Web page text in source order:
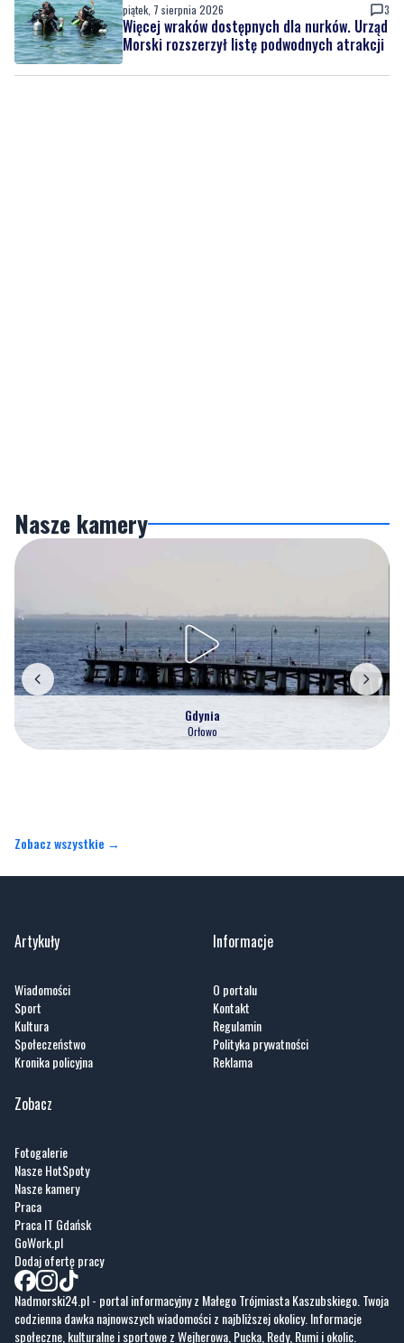
piątek, 7 sierpnia 2026 3
Więcej wraków dostępnych dla nurków. Urząd
Morski rozszerzył listę podwodnych atrakcji
Nasze kamery
Gdynia
Orłowo
Zobacz wszystkie →
Artykuły
Wiadomości
Sport
Kultura
Społeczeństwo
Kronika policyjna
Informacje
O portalu
Kontakt
Regulamin
Polityka prywatności
Reklama
Zobacz
Fotogalerie
Nasze HotSpoty
Nasze kamery
Praca
Praca IT Gdańsk
GoWork.pl
Dodaj ofertę pracy
Nadmorski24.pl - portal informacyjny z Małego Trójmiasta Kaszubskiego. Twoja
codzienna dawka najnowszych wiadomości z najbliższej okolicy. Informacje
społeczne, kulturalne i sportowe z Wejherowa, Pucka, Redy, Rumi i okolic.